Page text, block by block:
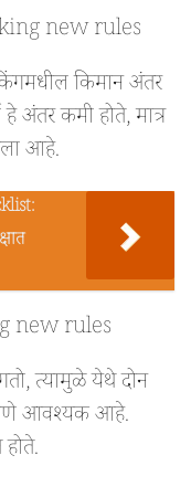
new rules
किमान अंतर
कमी होते, मात्र
आहे.
new rules
त्यामुळे येथे दोन
आवश्यक आहे.